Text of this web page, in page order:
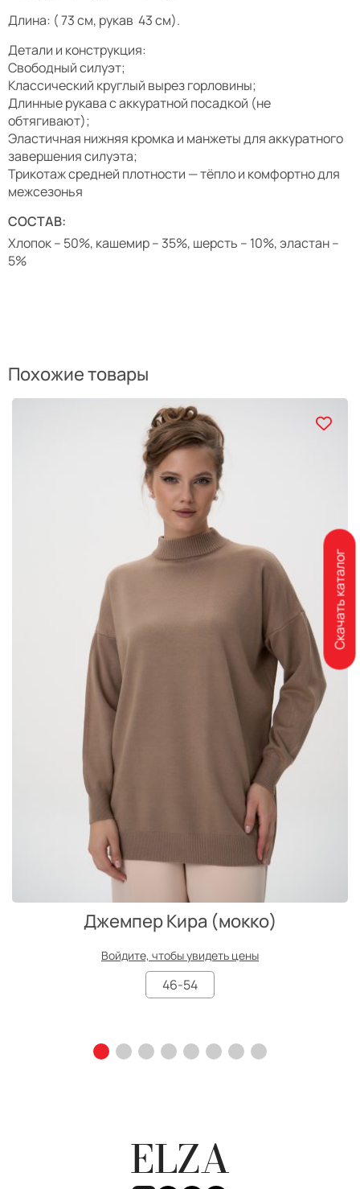
Длина: ( 73 см, рукав 43 см).
Детали и конструкция:
Свободный силуэт;
Классический круглый вырез горловины;
Длинные рукава с аккуратной посадкой (не
обтягивают);
Эластичная нижняя кромка и манжеты для аккуратного
завершения силуэта;
Трикотаж средней плотности — тёпло и комфортно для
межсезонья
СОСТАВ:
Хлопок – 50%, кашемир – 35%, шерсть – 10%, эластан –
5%
Похожие товары
Джемпер Кира (мокко)
Войдите, чтобы увидеть цены
46-54
ELZA
Скачать каталог